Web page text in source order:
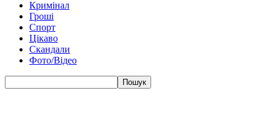
Кримінал
Гроші
Спорт
Цікаво
Скандали
Фото/Відео